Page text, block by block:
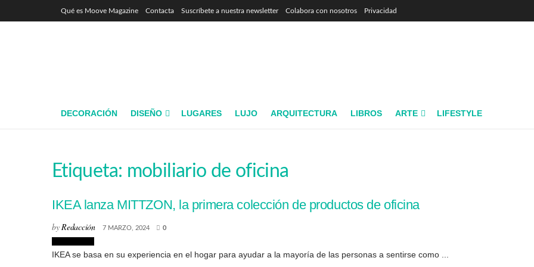
Qué es Moove Magazine Contacta Suscríbete a nuestra newsletter Colabora con nosotros Privacidad
DECORACIÓN DISEÑO LUGARES LUJO ARQUITECTURA LIBROS ARTE LIFESTYLE
Etiqueta: mobiliario de oficina
IKEA lanza MITTZON, la primera colección de productos de oficina
byRedacción 7 MARZO, 2024 0
IKEA se basa en su experiencia en el hogar para ayudar a la mayoría de las personas a sentirse como ...